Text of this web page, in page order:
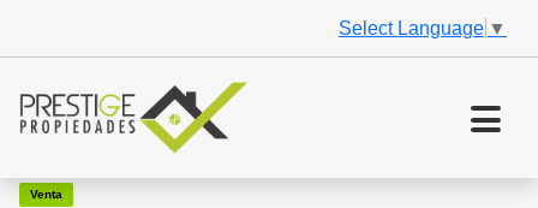
Select Language ▼
Venta